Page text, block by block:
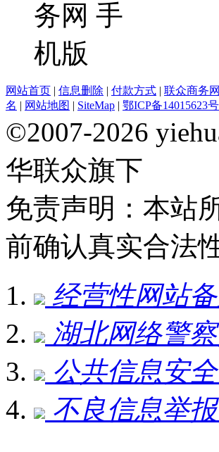
网站首页 | 信息删除 | 付款方式 | 联众商务
名 | 网站地图 | SiteMap | 鄂ICP备14015623
©2007-2026
华联众旗下
免责声明：本站
前确认真实合法
经营性网站
湖北网络警
公共信息安
不良信息举